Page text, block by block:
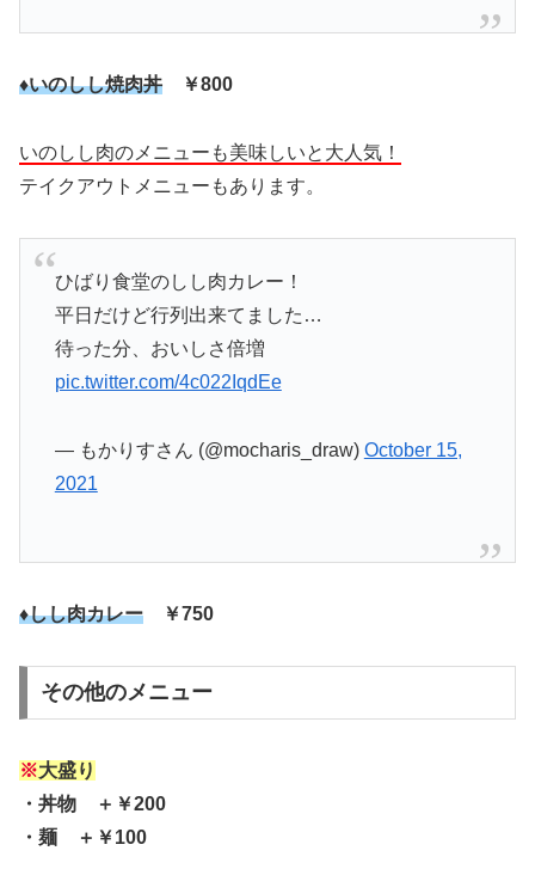
♦いのしし焼肉丼 ￥800
いのしし肉のメニューも美味しいと大人気！
テイクアウトメニューもあります。
ひばり食堂のしし肉カレー！
平日だけど行列出来てました…
待った分、おいしさ倍増
pic.twitter.com/4c022IqdEe
— もかりすさん (@mocharis_draw) October 15,
2021
♦しし肉カレー ￥750
その他のメニュー
※大盛り
・丼物 ＋￥200
・麺 ＋￥100